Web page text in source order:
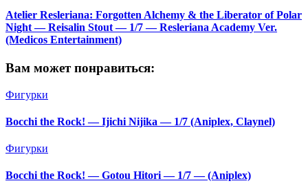
Atelier Resleriana: Forgotten Alchemy & the Liberator of Polar
Night — Reisalin Stout — 1/7 — Resleriana Academy Ver.
(Medicos Entertainment)
Вам может понравиться:
Фигурки
Bocchi the Rock! — Ijichi Nijika — 1/7 (Aniplex, Claynel)
Фигурки
Bocchi the Rock! — Gotou Hitori — 1/7 — (Aniplex)